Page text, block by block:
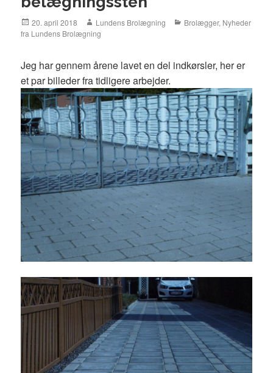
Posted
on
20. april 2018 Author
Lundens Brolægning Categories
Brolægger, Nyheder
fra Lundens Brolægning
Jeg har gennem årene lavet en del indkørsler, her er
et par billeder fra tidligere arbejder.